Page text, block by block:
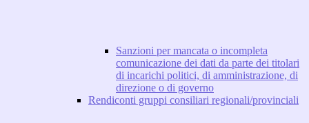
Sanzioni per mancata o incompleta
comunicazione dei dati da parte dei titolari
di incarichi politici, di amministrazione, di
direzione o di governo
Rendiconti gruppi consiliari regionali/provinciali